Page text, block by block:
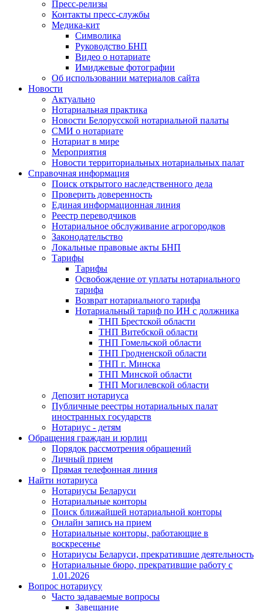
Пресс-релизы
Контакты пресс-службы
Медика-кит
Символика
Руководство БНП
Видео о нотариате
Имиджевые фотографии
Об использовании материалов сайта
Новости
Актуально
Нотариальная практика
Новости Белорусской нотариальной палаты
СМИ о нотариате
Нотариат в мире
Мероприятия
Новости территориальных нотариальных палат
Справочная информация
Поиск открытого наследственного дела
Проверить доверенность
Единая информационная линия
Реестр переводчиков
Нотариальное обслуживание агрогородков
Законодательство
Локальные правовые акты БНП
Тарифы
Тарифы
Освобождение от уплаты нотариального
тарифа
Возврат нотариального тарифа
Нотариальный тариф по ИН с должника
ТНП Брестской области
ТНП Витебской области
ТНП Гомельской области
ТНП Гродненской области
ТНП г. Минска
ТНП Минской области
ТНП Могилевской области
Депозит нотариуса
Публичные реестры нотариальных палат
иностранных государств
Нотариус - детям
Обращения граждан и юрлиц
Порядок рассмотрения обращений
Личный прием
Прямая телефонная линия
Найти нотариуса
Нотариусы Беларуси
Нотариальные конторы
Поиск ближайшей нотариальной конторы
Онлайн запись на прием
Нотариальные конторы, работающие в
воскресенье
Нотариусы Беларуси, прекратившие деятельность
Нотариальные бюро, прекратившие работу с
1.01.2026
Вопрос нотариусу
Часто задаваемые вопросы
Завещание